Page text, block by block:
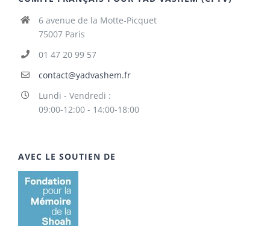
6 avenue de la Motte-Picquet
75007 Paris
01 47 20 99 57
contact@yadvashem.fr
Lundi - Vendredi :
09:00-12:00 - 14:00-18:00
AVEC LE SOUTIEN DE